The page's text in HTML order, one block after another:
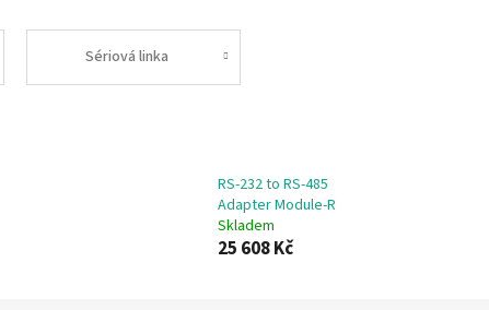
Sériová linka
RS-232 to RS-485
Adapter Module-R
Skladem
25 608 Kč